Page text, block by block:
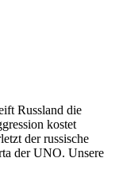
Russland die
kostet
der russische
der UNO. Unsere